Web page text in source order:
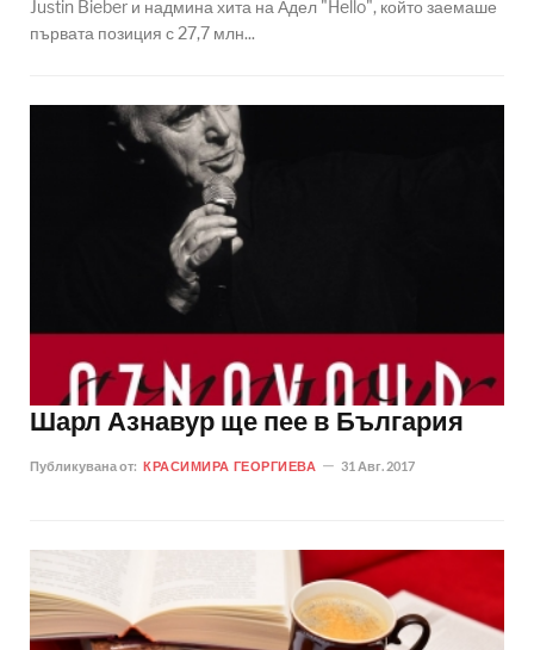
Justin Bieber и надмина хита на Адел "Hello", който заемаше
първата позиция с 27,7 млн...
Шарл Азнавур ще пее в България
Публикувана от: КРАСИМИРА ГЕОРГИЕВА 31 Авг. 2017